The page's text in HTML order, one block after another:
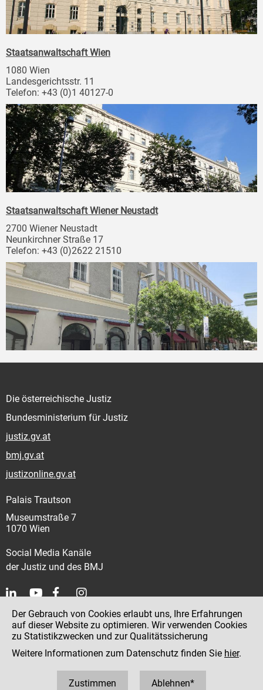
Staatsanwaltschaft Wien
1080 Wien
Landesgerichtsstr. 11
Telefon: +43 (0)1 40127-0
Staatsanwaltschaft Wiener Neustadt
2700 Wiener Neustadt
Neunkirchner Straße 17
Telefon: +43 (0)2622 21510
Die österreichische Justiz
Bundesministerium für Justiz
justiz.gv.at
bmj.gv.at
justizonline.gv.at
Palais Trautson
Museumstraße 7
1070 Wien
Social Media Kanäle
der Justiz und des BMJ
Kontakt
Impressum
Datenschutz
Der Gebrauch von Cookies erlaubt uns, Ihre Erfahrungen
auf dieser Website zu optimieren. Wir verwenden Cookies
zu Statistikzwecken und zur Qualitätssicherung
Weitere Informationen zum Datenschutz finden Sie hier.
Zustimmen Ablehnen*